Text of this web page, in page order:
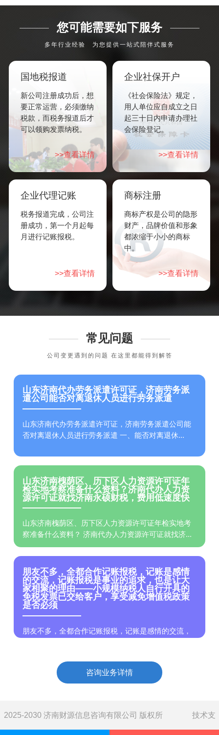
您可能需要如下服务
多年行业经验 为您提供一站式陪伴式服务
国地税报道
新公司注册成功后，想
要正常运营，必须缴纳
税款，而税务报道后才
可以领购发票纳税。
>>查看详情
企业社保开户
《社会保险法》规定，
用人单位应自成立之日
起三十日内申请办理社
会保险登记。
>>查看详情
企业代理记账
税务报道完成，公司注
册成功，第一个月起每
月进行记账报税。
>>查看详情
商标注册
商标产权是公司的隐形
财产，品牌价值和形象
都浓缩于小小的商标
中。
>>查看详情
常见问题
公司变更遇到的问题 在这里都能得到解答
山东济南代办劳务派遣许可证，济南劳务派
遣公司能否对离退休人员进行劳务派遣
山东济南代办劳务派遣许可证，济南劳务派遣公司能
否对离退休人员进行劳务派遣 一、能否对离退休...
山东济南槐荫区、历下区人力资源许可证年
检实地考察准备什么资料？济南代办人力资
源许可证就找济南永硕财税，费用低速度快
山东济南槐荫区、历下区人力资源许可证年检实地考
察准备什么资料？ 济南代办人力资源许可证就找济...
朋友不多，全都合作记账报税，记账是感情
的交流，记账报税是事业的追求，也是让大
家相聚的理由——小规模纳税人自行开具的
免税发票已交给客户，享受减免增值税政策
是否必须
朋友不多，全都合作记账报税，记账是感情的交流，
咨询业务详情
2025-2030 济南财源信息咨询有限公司 版权所 技术支